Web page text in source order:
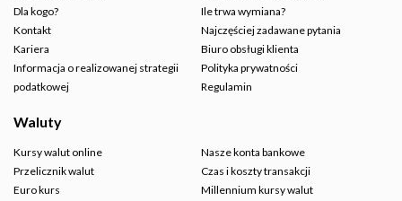
Dla kogo?
Kontakt
Kariera
Informacja o realizowanej strategii
podatkowej
Ile trwa wymiana?
Najczęściej zadawane pytania
Biuro obsługi klienta
Polityka prywatności
Regulamin
Waluty
Kursy walut online
Przelicznik walut
Euro kurs
Nasze konta bankowe
Czas i koszty transakcji
Millennium kursy walut